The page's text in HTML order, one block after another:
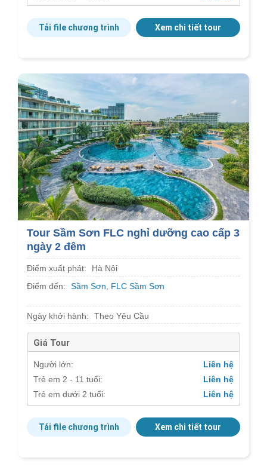
Tải file chương trình Xem chi tiết tour
Tour Sầm Sơn FLC nghỉ dưỡng cao cấp 3
ngày 2 đêm
Điểm xuất phát:
Hà Nội
Điểm đến:
Sầm Sơn FLC Sầm Sơn
Ngày khởi hành: Theo Yêu Cầu
Giá Tour
Người lớn:
Liên hệ
Trẻ em 2 - 11 tuổi:
Liên hệ
Trẻ em dưới 2 tuổi:
Liên hệ
Tải file chương trình Xem chi tiết tour